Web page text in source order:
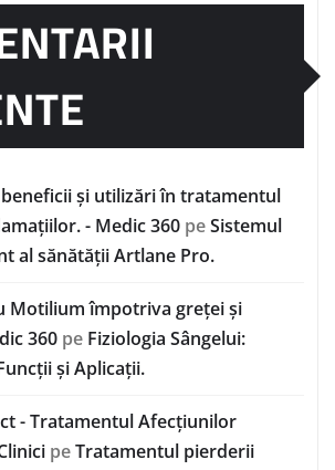
și utilizări în tratamentul
- Medic 360 peSistemul
al sănătății Artlane Pro.
Motilium împotriva greței și
360 pe Fiziologia Sângelui:
și Aplicații.
- Tratamentul Afecțiunilor
peTratamentul pierderii